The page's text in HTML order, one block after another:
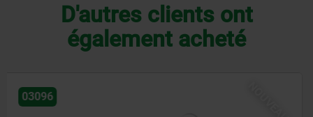
D'autres clients ont
également acheté
03092